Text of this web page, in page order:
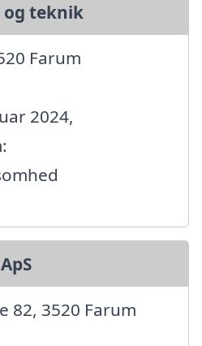
og teknik
Farum
2024,
82, 3520 Farum